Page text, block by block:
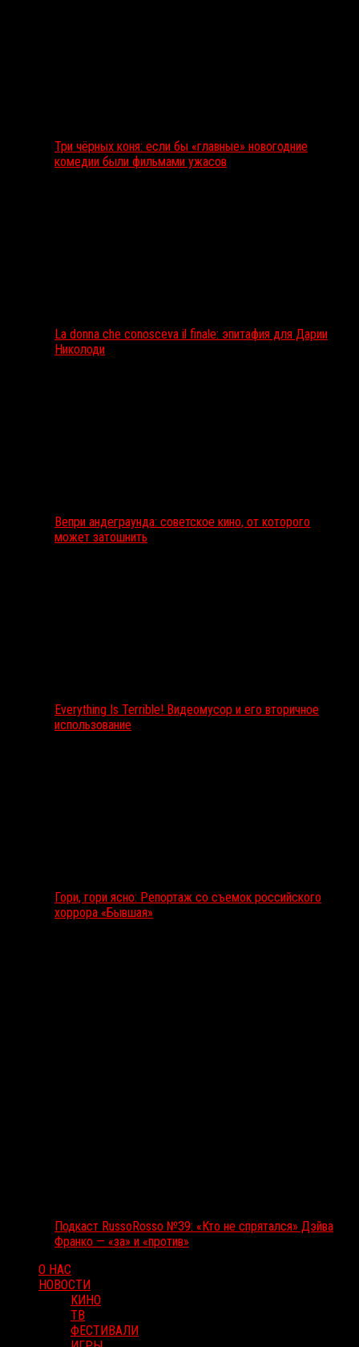
Три чёрных коня: если бы «главные» новогодние
комедии были фильмами ужасов
La donna che conosceva il finale: эпитафия для Дарии
Николоди
Вепри андеграунда: советское кино, от которого
может затошнить
Everything Is Terrible! Видеомусор и его вторичное
использование
Гори, гори ясно: Репортаж со съемок российского
хоррора «Бывшая»
Подкаст RussoRosso №39: «Кто не спрятался» Дэйва
Франко — «за» и «против»
О НАС
НОВОСТИ
КИНО
ТВ
ФЕСТИВАЛИ